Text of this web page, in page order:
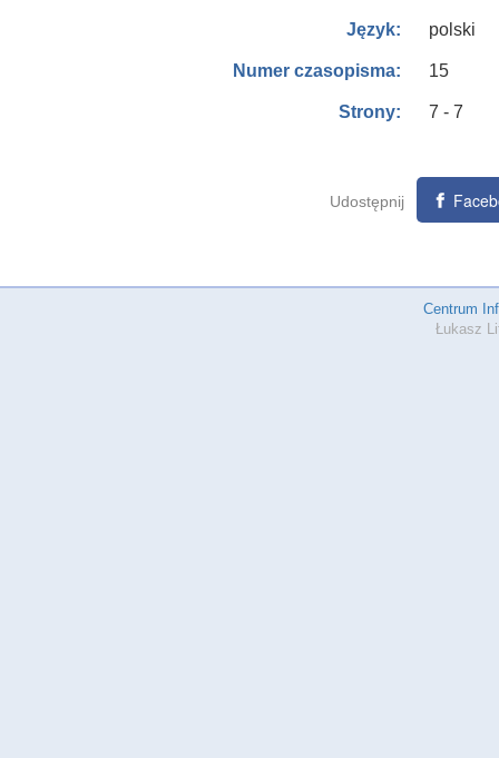
Język: polski
Numer czasopisma: 15
Strony: 7 - 7
Udostępnij
Centrum
Łukasz